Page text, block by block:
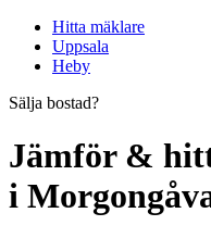
Hitta mäklare
Uppsala
Heby
Sälja bostad?
Jämför &
i